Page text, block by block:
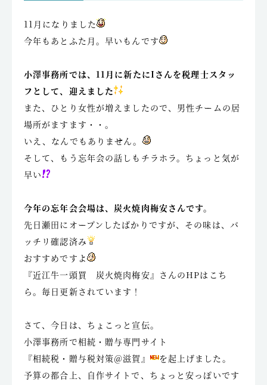
11月になりました
今年もあとふた月。早いもんです
小澤事務所では、11月に新たにIさんを税理士スタッ
フとして、迎えました
また、ひとり女性が増えましたので、男性チームの居
場所がますます・・。
いえ、なんでもありません。
そして、もう忘年会の話しもチラホラ。ちょっと気が
早い
今年の忘年会会場は、炭火焼肉梅安さんです。
先日瀬田にオープンしたばかりですが、その味は、バ
ッチリ確認済み
おすすめですよ
『近江牛一頭買 炭火焼肉梅安』さんのHPはこち
ら。毎日更新されています！
さて、今日は、ちょこっと宣伝。
小澤事務所で相続・贈与専門サイト
『相続税・贈与税対策＠滋賀』
を起上げました。
予算の都合上、自作サイトで、ちょっと安っぽいです